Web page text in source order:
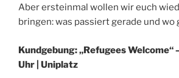
Aber ersteinmal wollen wir euch
bringen: was passiert gerade und wo
Kundgebung: „Refugees Welcome“
Uhr | Uniplatz